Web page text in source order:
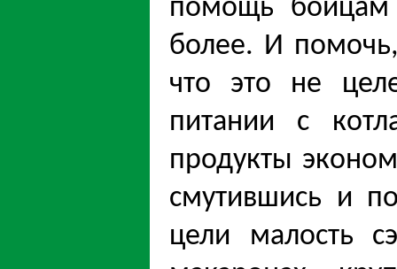
помощь
более. И
что это не
питании с
продукты
смутившись и
цели малость